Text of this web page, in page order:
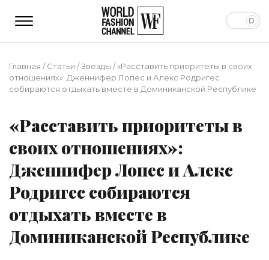
Главная /Статьи /Звёзды /«Расставить приоритеты в своих
отношениях»: Дженнифер Лопес и Алекс Родригес
собираются отдыхать вместе в Доминиканской Республике
«Расставить приоритеты в
своих отношениях»:
Дженнифер Лопес и Алекс
Родригес собираются
отдыхать вместе в
Доминиканской Республике